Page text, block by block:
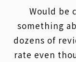
Would be
something
dozens of
rate even